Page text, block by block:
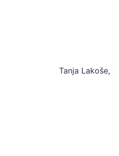
Tanja Lakoše,